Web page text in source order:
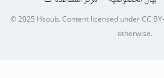
© 2025 Hsoub.Content licensed underCC
otherwise.